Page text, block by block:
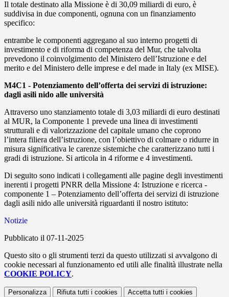
Il totale destinato alla Missione è di 30,09 miliardi di euro, è
suddivisa in due componenti, ognuna con un finanziamento
specifico:
entrambe le componenti aggregano al suo interno progetti di
investimento e di riforma di competenza del Mur, che talvolta
prevedono il coinvolgimento del Ministero dell’Istruzione e del
merito e del Ministero delle imprese e del made in Italy (ex MISE).
M4C1 - Potenziamento dell’offerta dei servizi di istruzione:
dagli asili nido alle università
Attraverso uno stanziamento totale di 3,03 miliardi di euro destinati
al MUR, la Componente 1 prevede una linea di investimenti
strutturali e di valorizzazione del capitale umano che coprono
l’intera filiera dell’istruzione, con l’obiettivo di colmare o ridurre in
misura significativa le carenze sistemiche che caratterizzano tutti i
gradi di istruzione. Si articola in 4 riforme e 4 investimenti.
Di seguito sono indicati i collegamenti alle pagine degli investimenti
inerenti i progetti PNRR della Missione 4: Istruzione e ricerca -
componente 1 – Potenziamento dell’offerta dei servizi di istruzione
dagli asili nido alle università riguardanti il nostro istituto:
Notizie
Pubblicato il 07-11-2025
Questo sito o gli strumenti terzi da questo utilizzati si avvalgono di
cookie necessari al funzionamento ed utili alle finalità illustrate nella
COOKIE POLICY.
Personalizza Rifiuta tutti i cookies Accetta tutti i cookies